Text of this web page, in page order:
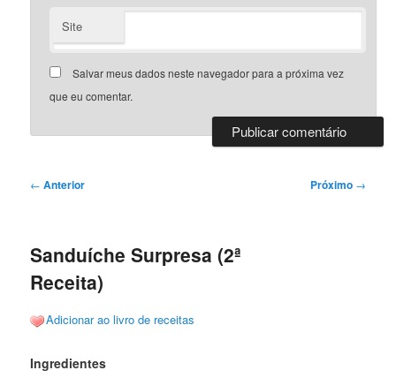
Site
Salvar meus dados neste navegador para a próxima vez
que eu comentar.
Navegação
← Anterior Próximo →
Sanduíche Surpresa (2ª
Receita)
Adicionar ao livro de receitas
Ingredientes